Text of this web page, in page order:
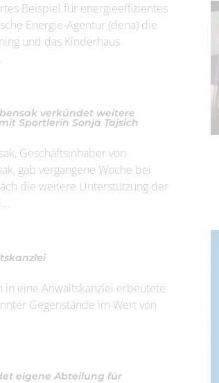
Beispiel für energieeffizientes
Energie-Agentur (dena) die
und das Kinderhaus
verkündet weitere
Sportlerin Sonja Tajsich
Geschäftsinhaber von
gab vergangene Woche bei
die weitere Unterstützung der
in eine Anwaltskanzlei erbeutete
Gegenstände im Wert von
eigene Abteilung für